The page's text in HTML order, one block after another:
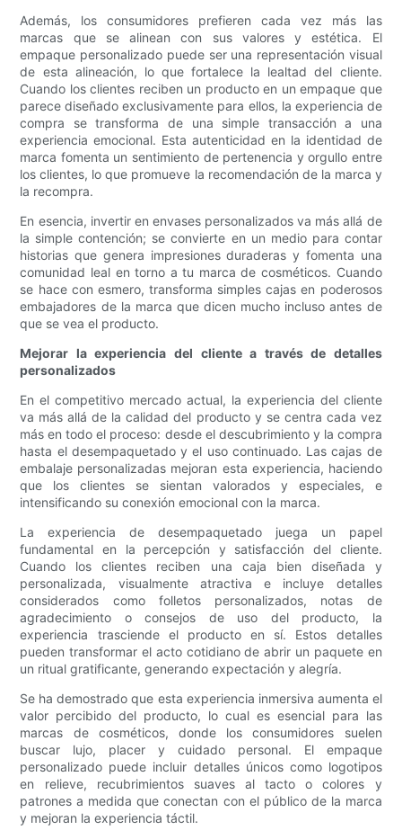
Además, los consumidores prefieren cada vez más las
marcas que se alinean con sus valores y estética. El
empaque personalizado puede ser una representación visual
de esta alineación, lo que fortalece la lealtad del cliente.
Cuando los clientes reciben un producto en un empaque que
parece diseñado exclusivamente para ellos, la experiencia de
compra se transforma de una simple transacción a una
experiencia emocional. Esta autenticidad en la identidad de
marca fomenta un sentimiento de pertenencia y orgullo entre
los clientes, lo que promueve la recomendación de la marca y
la recompra.
En esencia, invertir en envases personalizados va más allá de
la simple contención; se convierte en un medio para contar
historias que genera impresiones duraderas y fomenta una
comunidad leal en torno a tu marca de cosméticos. Cuando
se hace con esmero, transforma simples cajas en poderosos
embajadores de la marca que dicen mucho incluso antes de
que se vea el producto.
Mejorar la experiencia del cliente a través de detalles
personalizados
En el competitivo mercado actual, la experiencia del cliente
va más allá de la calidad del producto y se centra cada vez
más en todo el proceso: desde el descubrimiento y la compra
hasta el desempaquetado y el uso continuado. Las cajas de
embalaje personalizadas mejoran esta experiencia, haciendo
que los clientes se sientan valorados y especiales, e
intensificando su conexión emocional con la marca.
La experiencia de desempaquetado juega un papel
fundamental en la percepción y satisfacción del cliente.
Cuando los clientes reciben una caja bien diseñada y
personalizada, visualmente atractiva e incluye detalles
considerados como folletos personalizados, notas de
agradecimiento o consejos de uso del producto, la
experiencia trasciende el producto en sí. Estos detalles
pueden transformar el acto cotidiano de abrir un paquete en
un ritual gratificante, generando expectación y alegría.
Se ha demostrado que esta experiencia inmersiva aumenta el
valor percibido del producto, lo cual es esencial para las
marcas de cosméticos, donde los consumidores suelen
buscar lujo, placer y cuidado personal. El empaque
personalizado puede incluir detalles únicos como logotipos
en relieve, recubrimientos suaves al tacto o colores y
patrones a medida que conectan con el público de la marca
y mejoran la experiencia táctil.